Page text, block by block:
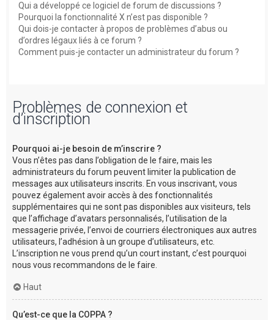
Qui a développé ce logiciel de forum de discussions ?
Pourquoi la fonctionnalité X n’est pas disponible ?
Qui dois-je contacter à propos de problèmes d’abus ou
d’ordres légaux liés à ce forum ?
Comment puis-je contacter un administrateur du forum ?
Problèmes de connexion et
d’inscription
Pourquoi ai-je besoin de m’inscrire ?
Vous n’êtes pas dans l’obligation de le faire, mais les
administrateurs du forum peuvent limiter la publication de
messages aux utilisateurs inscrits. En vous inscrivant, vous
pouvez également avoir accès à des fonctionnalités
supplémentaires qui ne sont pas disponibles aux visiteurs, tels
que l’affichage d’avatars personnalisés, l’utilisation de la
messagerie privée, l’envoi de courriers électroniques aux autres
utilisateurs, l’adhésion à un groupe d’utilisateurs, etc.
L’inscription ne vous prend qu’un court instant, c’est pourquoi
nous vous recommandons de le faire.
Haut
Qu’est-ce que la COPPA ?